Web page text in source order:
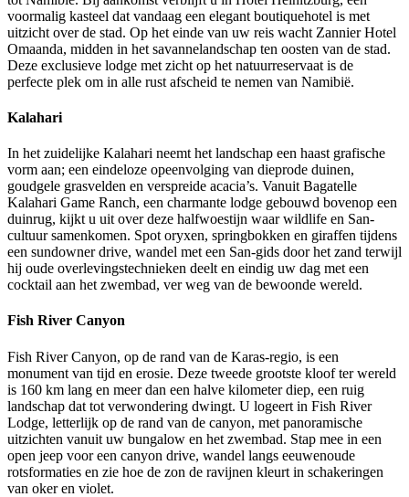
voormalig kasteel dat vandaag een elegant boutiquehotel is met
uitzicht over de stad. Op het einde van uw reis wacht Zannier Hotel
Omaanda, midden in het savannelandschap ten oosten van de stad.
Deze exclusieve lodge met zicht op het natuurreservaat is de
perfecte plek om in alle rust afscheid te nemen van Namibië.
Kalahari
In het zuidelijke Kalahari neemt het landschap een haast grafische
vorm aan; een eindeloze opeenvolging van dieprode duinen,
goudgele grasvelden en verspreide acacia’s. Vanuit Bagatelle
Kalahari Game Ranch, een charmante lodge gebouwd bovenop een
duinrug, kijkt u uit over deze halfwoestijn waar wildlife en San-
cultuur samenkomen. Spot oryxen, springbokken en giraffen tijdens
een sundowner drive, wandel met een San-gids door het zand terwijl
hij oude overlevingstechnieken deelt en eindig uw dag met een
cocktail aan het zwembad, ver weg van de bewoonde wereld.
Fish River Canyon
Fish River Canyon, op de rand van de Karas-regio, is een
monument van tijd en erosie. Deze tweede grootste kloof ter wereld
is 160 km lang en meer dan een halve kilometer diep, een ruig
landschap dat tot verwondering dwingt. U logeert in Fish River
Lodge, letterlijk op de rand van de canyon, met panoramische
uitzichten vanuit uw bungalow en het zwembad. Stap mee in een
open jeep voor een canyon drive, wandel langs eeuwenoude
rotsformaties en zie hoe de zon de ravijnen kleurt in schakeringen
van oker en violet.